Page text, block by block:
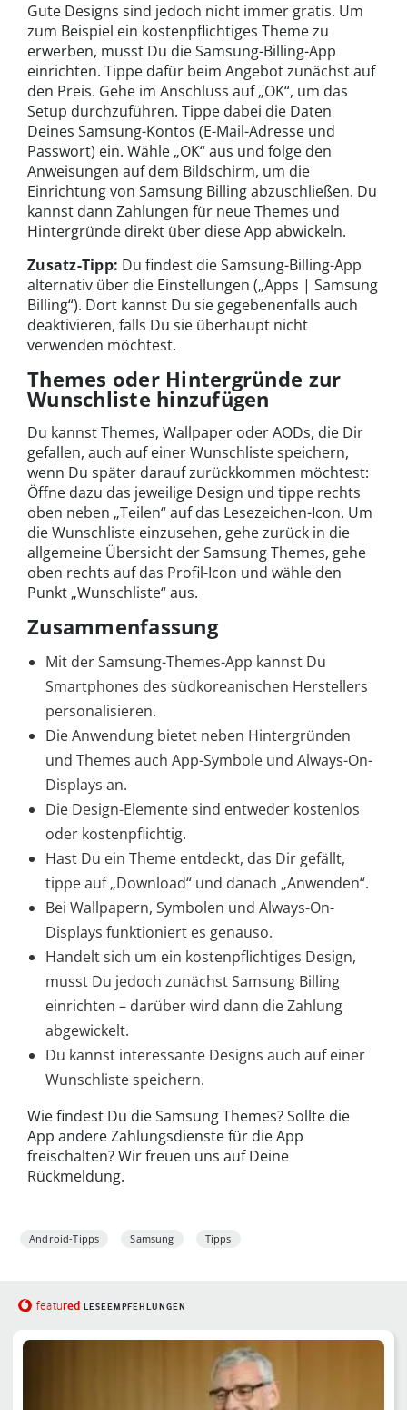
Gute Designs sind jedoch nicht immer gratis. Um
zum Beispiel ein kostenpflichtiges Theme zu
erwerben, musst Du die Samsung-Billing-App
einrichten. Tippe dafür beim Angebot zunächst auf
den Preis. Gehe im Anschluss auf „OK“, um das
Setup durchzuführen. Tippe dabei die Daten
Deines Samsung-Kontos (E-Mail-Adresse und
Passwort) ein. Wähle „OK“ aus und folge den
Anweisungen auf dem Bildschirm, um die
Einrichtung von Samsung Billing abzuschließen. Du
kannst dann Zahlungen für neue Themes und
Hintergründe direkt über diese App abwickeln.
Zusatz-Tipp: Du findest die Samsung-Billing-App
alternativ über die Einstellungen („Apps | Samsung
Billing“). Dort kannst Du sie gegebenenfalls auch
deaktivieren, falls Du sie überhaupt nicht
verwenden möchtest.
Themes oder Hintergründe zur
Wunschliste hinzufügen
Du kannst Themes, Wallpaper oder AODs, die Dir
gefallen, auch auf einer Wunschliste speichern,
wenn Du später darauf zurückkommen möchtest:
Öffne dazu das jeweilige Design und tippe rechts
oben neben „Teilen“ auf das Lesezeichen-Icon. Um
die Wunschliste einzusehen, gehe zurück in die
allgemeine Übersicht der Samsung Themes, gehe
oben rechts auf das Profil-Icon und wähle den
Punkt „Wunschliste“ aus.
Zusammenfassung
Mit der Samsung-Themes-App kannst Du
Smartphones des südkoreanischen Herstellers
personalisieren.
Die Anwendung bietet neben Hintergründen
und Themes auch App-Symbole und Always-On-
Displays an.
Die Design-Elemente sind entweder kostenlos
oder kostenpflichtig.
Hast Du ein Theme entdeckt, das Dir gefällt,
tippe auf „Download“ und danach „Anwenden“.
Bei Wallpapern, Symbolen und Always-On-
Displays funktioniert es genauso.
Handelt sich um ein kostenpflichtiges Design,
musst Du jedoch zunächst Samsung Billing
einrichten – darüber wird dann die Zahlung
abgewickelt.
Du kannst interessante Designs auch auf einer
Wunschliste speichern.
Wie findest Du die Samsung Themes? Sollte die
App andere Zahlungsdienste für die App
freischalten? Wir freuen uns auf Deine
Rückmeldung.
Android-Tipps Samsung Tipps
featured LESEEMPFEHLUNGEN